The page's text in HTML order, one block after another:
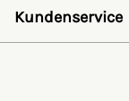
SALE
Registrieren
Wunschzettel
Passwort
Kundenservice
Kostenlose